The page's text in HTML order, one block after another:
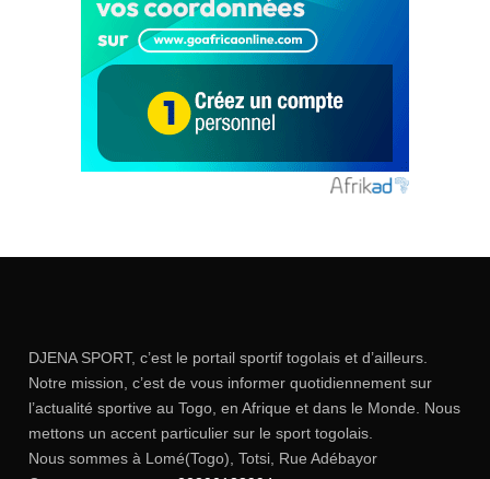
DJENA SPORT, c’est le portail sportif togolais et d’ailleurs.
Notre mission, c’est de vous informer quotidiennement sur
l’actualité sportive au Togo, en Afrique et dans le Monde. Nous
mettons un accent particulier sur le sport togolais.
Nous sommes à Lomé(Togo), Totsi, Rue Adébayor